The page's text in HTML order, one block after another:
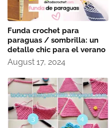
Funda crochet para
paraguas / sombrilla: un
detalle chic para el verano
August 17, 2024